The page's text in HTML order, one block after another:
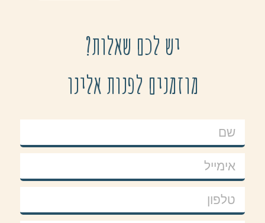
יש לכם שאלות?
מוזמנים לפנות אלינו